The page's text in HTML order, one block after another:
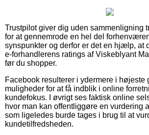
Trustpilot giver dig uden sammenligning
for at gennemrode en hel del
synspunkter og derfor er det en hjælp, at
e-forhandlerens ratings af Viskeblyant
før du shopper.
Facebook resulterer i ydermere i højeste
muligheder for at få indblik i online
kundefokus. I øvrigt ses faktisk online
hvor man kan offentliggøre en vurdering
som ligeledes burde tages i brug til at
kundetilfredsheden.